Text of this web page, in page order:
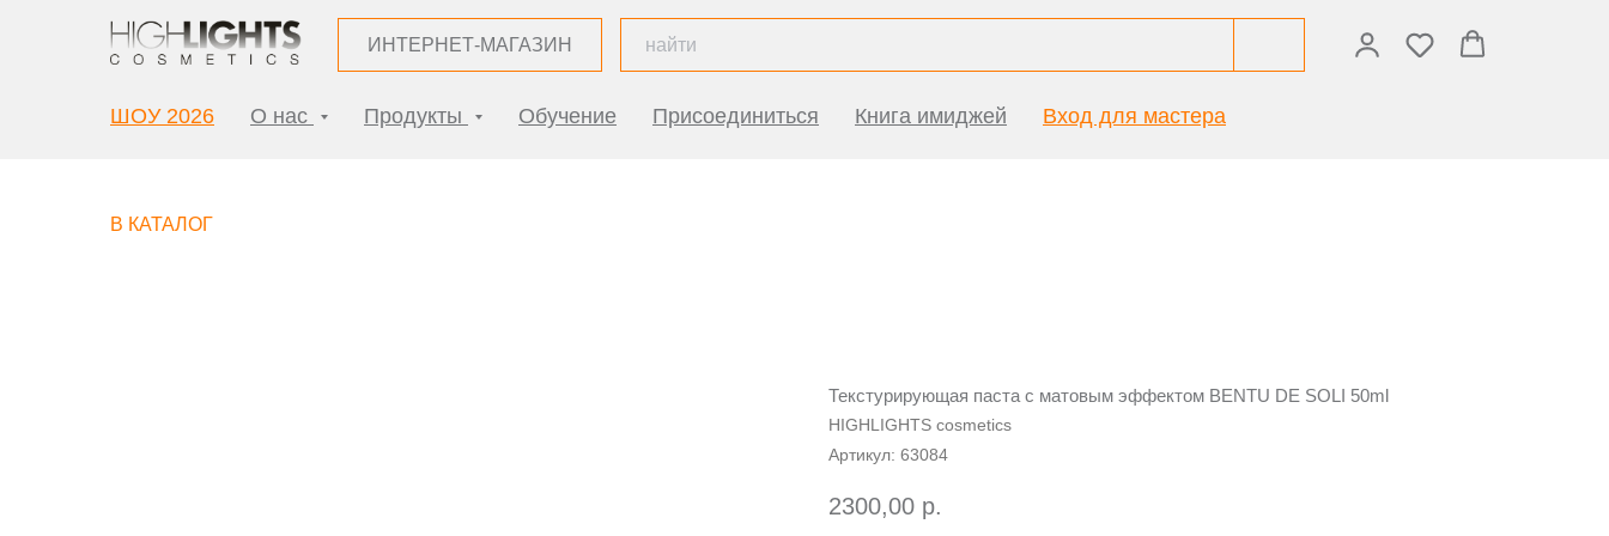
ИНТЕРНЕТ-МАГАЗИН
ШОУ 2026 О нас Продукты Обучение Присоединиться Книга имиджей Вход для мастера
В КАТАЛОГ
Текстурирующая паста с матовым эффектом BENTU DE SOLI 50ml
HIGHLIGHTS cosmetics
Артикул: 63084
2300,00 р.